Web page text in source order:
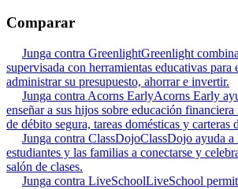
Comparar
Junga contra GreenlightGreenlight
supervisada con herramientas educativas para
administrar su presupuesto, ahorrar e invertir.
Junga contra Acorns EarlyAcorns Early
enseñar a sus hijos sobre educación financiera
de débito segura, tareas domésticas y carteras
Junga contra ClassDojoClassDojo ayuda a
estudiantes y las familias a conectarse y
salón de clases.
Junga contra LiveSchoolLiveSchool